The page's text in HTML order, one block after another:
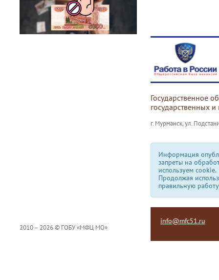
Государственное
государственных
г. Мурманск, ул.
Информация
запреты на
используем сookie.
Продолжая
правильную
2010 – 2026 © ГОБУ «МФЦ МО»
info@mfc51.ru